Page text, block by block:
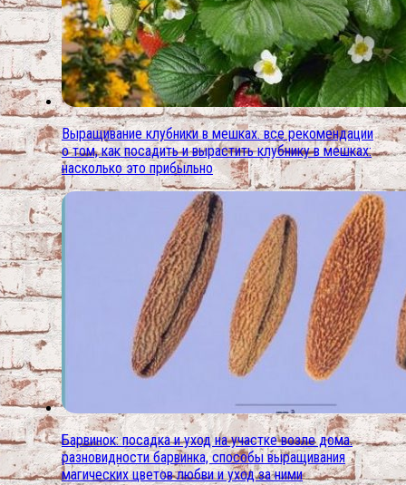
Выращивание клубники в мешках. все рекомендации
о том, как посадить и вырастить клубнику в мешках:
насколько это прибыльно
Барвинок: посадка и уход на участке возле дома.
разновидности барвинка, способы выращивания
магических цветов любви и уход за ними